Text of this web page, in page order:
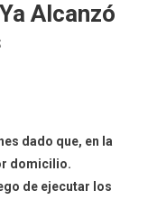
Alcanzó
dado que, en la
domicilio.
de ejecutar los